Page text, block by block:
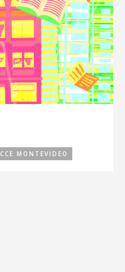
CCE MONTEVIDEO